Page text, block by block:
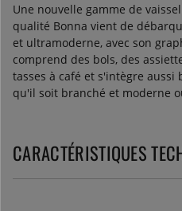
Une nouvelle gamme de
qualité Bonna vient de
et ultramoderne, avec son
comprend des bols, des
tasses à café et s'intègre
qu'il soit branché et moderne
CARACTÉRISTIQUES